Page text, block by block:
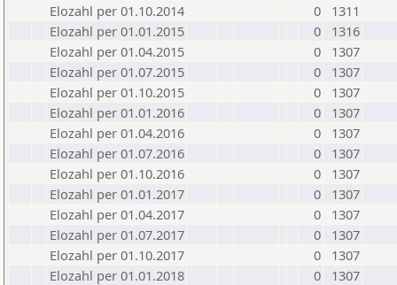
Elozahl per 01.10.2014
0
1311
Elozahl per 01.01.2015
0
1316
Elozahl per 01.04.2015
0
1307
Elozahl per 01.07.2015
0
1307
Elozahl per 01.10.2015
0
1307
Elozahl per 01.01.2016
0
1307
Elozahl per 01.04.2016
0
1307
Elozahl per 01.07.2016
0
1307
Elozahl per 01.10.2016
0
1307
Elozahl per 01.01.2017
0
1307
Elozahl per 01.04.2017
0
1307
Elozahl per 01.07.2017
0
1307
Elozahl per 01.10.2017
0
1307
Elozahl per 01.01.2018
0
1307